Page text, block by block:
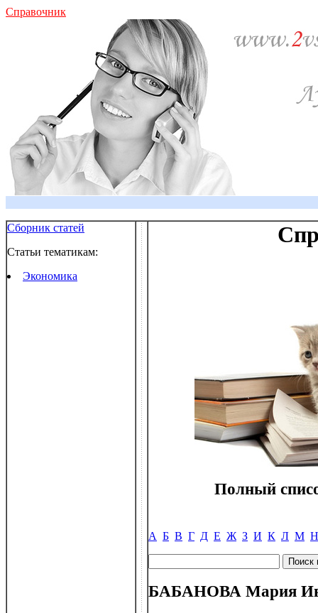
Справочник
Сборник статей
Статьи тематикам:
Экономика
Полный
А Б В Г Д Е Ж З И К Л М Н
БАБАНОВА Мария